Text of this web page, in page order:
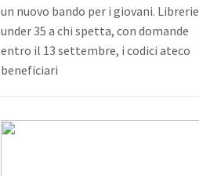
un nuovo bando per i giovani. Librerie
under 35 a chi spetta, con domande
entro il 13 settembre, i codici ateco
beneficiari